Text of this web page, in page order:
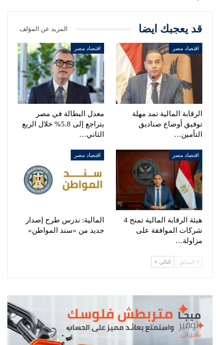
قد يعجبك ايضا المزيد عن المؤلف
اقتصاد مصر
الرقابة المالية تمد مهلة
توفيق أوضاع صناديق
التأمين…
اقتصاد مصر
معدل البطالة في مصر
يتراجع إلى 5.8% خلال الربع
الثاني…
اقتصاد مصر
هيئة الرقابة المالية تمنح 4
شركات الموافقة على
مزاولة…
اقتصاد مصر
المالية: ندرس طرح إصدار
جديد من «سند المواطن»
السابق التالي